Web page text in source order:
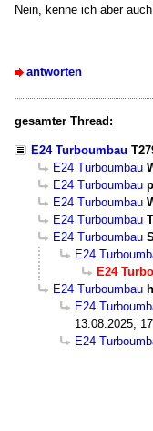
Nein, kenne ich aber
antworten
gesamter Thread:
E24 Turboumbau
E24 Turboumbau
E24 Turboumbau
E24 Turboumbau
E24 Turboumbau
E24 Turboumbau
E24
E24
E24 Turboumbau
E24
13.08.2025,
E24